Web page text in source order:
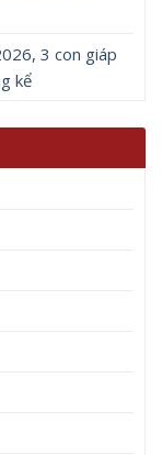
3 con giáp
kể